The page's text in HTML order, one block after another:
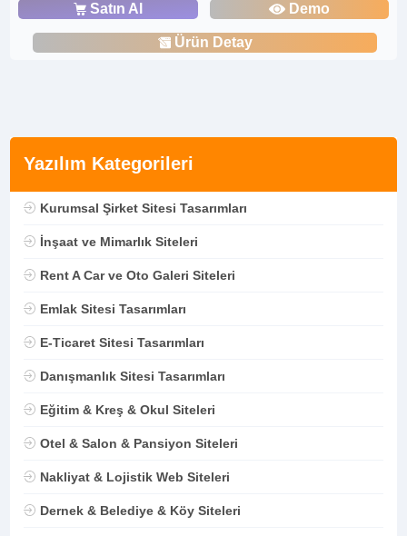
Yazılım Kategorileri
Kurumsal Şirket Sitesi Tasarımları
İnşaat ve Mimarlık Siteleri
Rent A Car ve Oto Galeri Siteleri
Emlak Sitesi Tasarımları
E-Ticaret Sitesi Tasarımları
Danışmanlık Sitesi Tasarımları
Eğitim & Kreş & Okul Siteleri
Otel & Salon & Pansiyon Siteleri
Nakliyat & Lojistik Web Siteleri
Dernek & Belediye & Köy Siteleri
Satın Al Demo
Ürün Detay